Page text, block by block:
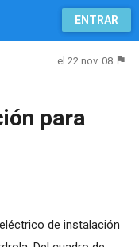
ENTRAR
el 22 nov. 08
para
de instalación